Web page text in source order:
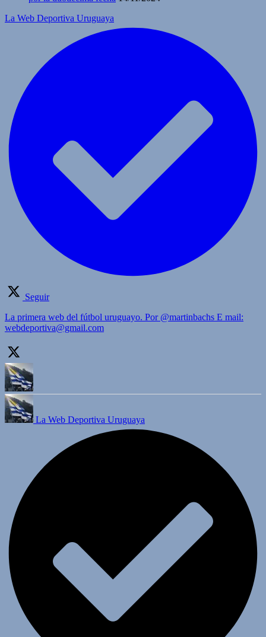
La Web Deportiva Uruguaya
Seguir
La primera web del fútbol uruguayo. Por @martinbachs E mail:
webdeportiva@gmail.com
La Web Deportiva Uruguaya